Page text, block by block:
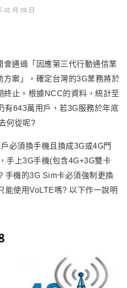
01 月 06 日
通過「因應第三代行動通信業
方案」，確定台灣的3G業務將於
終止。根據NCC的資料，統計至
有643萬用戶，若3G服務於年底
何從呢?
必須換手機且換成3G或4G門
手上3G手機(包含4G+3G雙卡
手機的3G Sim卡必須強制更換
能使用VoLTE嗎? 以下作一說明